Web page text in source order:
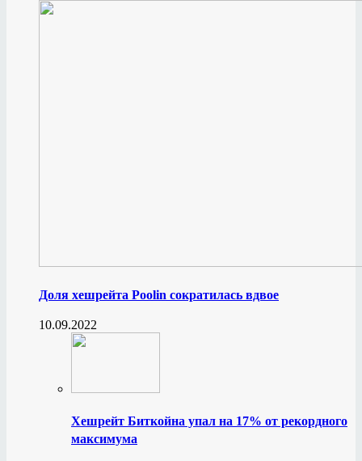
Доля хешрейта Poolin сократилась вдвое
10.09.2022
Хешрейт Биткойна упал на 17% от рекордного
максимума